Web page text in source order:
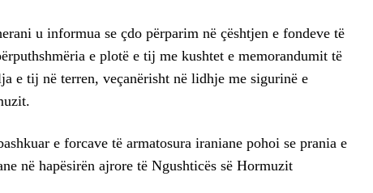
u informua se çdo përparim në çështjen e fondeve të
e plotë e tij me kushtet e memorandumit të
e tij në terren, veçanërisht në lidhje me sigurinë e
e forcave të armatosura iraniane pohoi se prania e
në hapësirën ajrore të Ngushticës së Hormuzit